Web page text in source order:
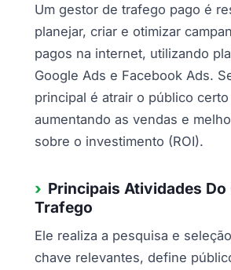
Um gestor de trafego pago é
planejar, criar e otimizar
pagos na internet, utilizando
Google Ads e Facebook Ads.
principal é atrair o público
aumentando as vendas e
sobre o investimento (ROI).
Principais Atividades Do
Trafego
Ele realiza a pesquisa e
chave relevantes, define